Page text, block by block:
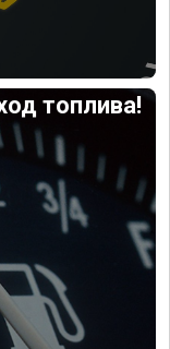
топлива!